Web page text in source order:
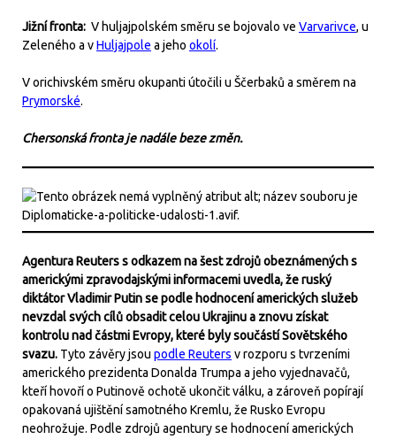
Jižní fronta: V huljajpolském směru se bojovalo ve Varvarivce, u
Zeleného a vHuljajpole a jeho okolí.
V orichivském směru okupanti útočili u Ščerbaků a směrem na
Prymorské.
Chersonská fronta je nadále beze změn.
Agentura Reuters s odkazem na šest zdrojů obeznámených s
americkými zpravodajskými informacemi uvedla, že ruský
diktátor Vladimir Putin se podle hodnocení amerických služeb
nevzdal svých cílů obsadit celou Ukrajinu a znovu získat
kontrolu nad částmi Evropy, které byly součástí Sovětského
svazu. Tyto závěry jsou podle Reuters v rozporu s tvrzeními
amerického prezidenta Donalda Trumpa a jeho vyjednavačů,
kteří hovoří o Putinově ochotě ukončit válku, a zároveň popírají
opakovaná ujištění samotného Kremlu, že Rusko Evropu
neohrožuje. Podle zdrojů agentury se hodnocení amerických